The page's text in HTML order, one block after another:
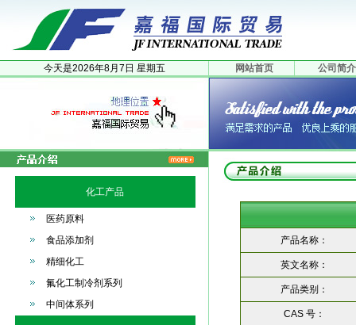
今天是2026年8月 7日 星期五 网站首页 公司简介
化工产品
医药原料
食品添加剂
精细化工
氟化工制冷剂系列
中间体系列
产品名称：
英文名称：
产品类别：
CAS 号：